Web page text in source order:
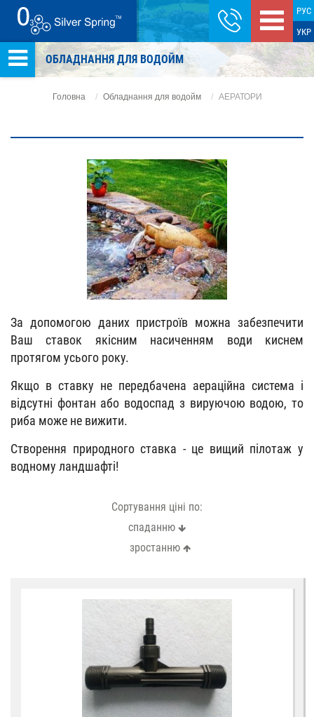
РУС
УКР
ОБЛАДНАННЯ ДЛЯ ВОДОЙМ
Головна Обладнання для водойм АЕРАТОРИ
За допомогою даних пристроїв можна забезпечити
Ваш ставок якісним насиченням води киснем
протягом усього року.
Якщо в ставку не передбачена аераційна система і
відсутні фонтан або водоспад з вируючою водою, то
риба може не вижити.
Створення природного ставка - це вищий пілотаж у
водному ландшафті!
Сортування ціні по:
спаданню
зростанню